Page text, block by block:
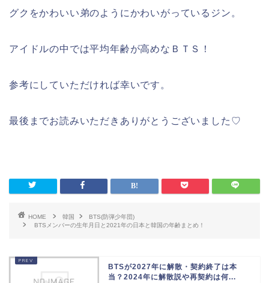
グクをかわいい弟のようにかわいがっているジン。
アイドルの中では平均年齢が高めなＢＴＳ！
参考にしていただければ幸いです。
最後までお読みいただきありがとうございました♡
HOME 韓国
BTS(防弾少年団)
BTSメンバーの生年月日と2021年の日本と韓国の年齢まとめ！
BTSが2027年に解散・契約終了は本
当？2024年に解散説や再契約は何...